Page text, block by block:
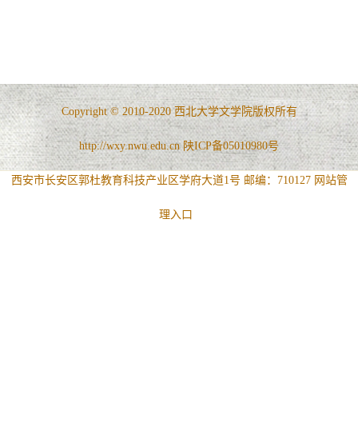
Copyright © 2010-2020 西北大学文学院版权所有
http://wxy.nwu.edu.cn 陕ICP备05010980号
西安市长安区郭杜教育科技产业区学府大道1号 邮编：710127 网站管
理入口